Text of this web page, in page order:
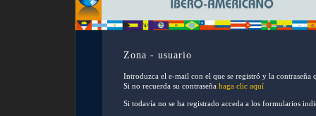
Zona - usuario
Introduzca el e-mail con el que se registró y la
Si no recuerda su contraseña haga clic aquí
Si todavía no se ha registrado acceda a los formularios